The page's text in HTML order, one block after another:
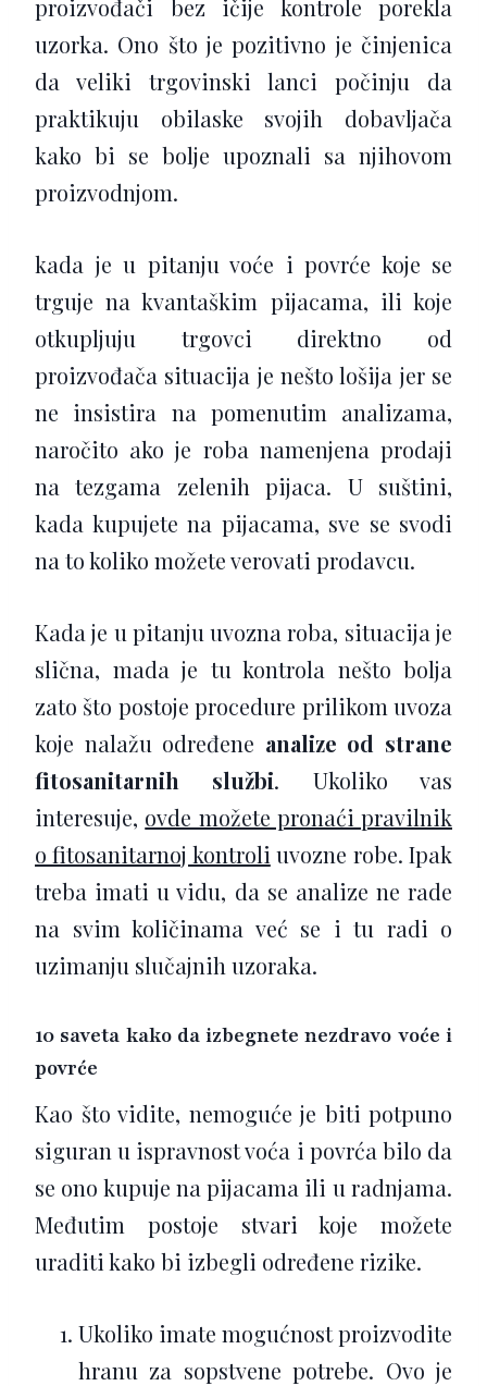
proizvođači bez ičije kontrole porekla
uzorka. Ono što je pozitivno je činjenica
da veliki trgovinski lanci počinju da
praktikuju obilaske svojih dobavljača
kako bi se bolje upoznali sa njihovom
proizvodnjom.
kada je u pitanju voće i povrće koje se
trguje na kvantaškim pijacama, ili koje
otkupljuju trgovci direktno od
proizvođača situacija je nešto lošija jer se
ne insistira na pomenutim analizama,
naročito ako je roba namenjena prodaji
na tezgama zelenih pijaca. U suštini,
kada kupujete na pijacama, sve se svodi
na to koliko možete verovati prodavcu.
Kada je u pitanju uvozna roba, situacija je
slična, mada je tu kontrola nešto bolja
zato što postoje procedure prilikom uvoza
koje nalažu određene analize od strane
fitosanitarnih službi. Ukoliko vas
interesuje, ovde možete pronaći pravilnik
o fitosanitarnoj kontroli uvozne robe. Ipak
treba imati u vidu, da se analize ne rade
na svim količinama već se i tu radi o
uzimanju slučajnih uzoraka.
10 saveta kako da izbegnete nezdravo voće i
povrće
Kao što vidite, nemoguće je biti potpuno
siguran u ispravnost voća i povrća bilo da
se ono kupuje na pijacama ili u radnjama.
Međutim postoje stvari koje možete
uraditi kako bi izbegli određene rizike.
Ukoliko imate mogućnost proizvodite
hranu za sopstvene potrebe. Ovo je